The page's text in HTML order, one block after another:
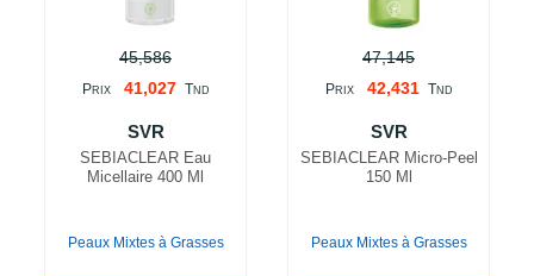
45,586
PRIX 41,027 TND
SVR
SEBIACLEAR Eau
Micellaire 400 Ml
Peaux Mixtes à Grasses
47,145
PRIX 42,431 TND
SVR
SEBIACLEAR Micro-Peel
150 Ml
Peaux Mixtes à Grasses